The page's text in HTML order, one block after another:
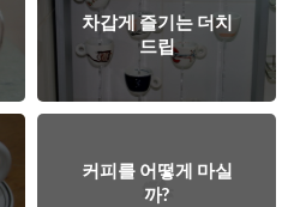
차갑게 즐기는 더치
드립
커피를 어떻게 마실
까?